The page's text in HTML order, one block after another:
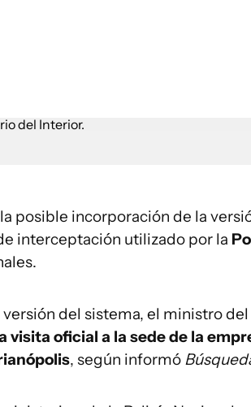
posible incorporación de la
interceptación utilizado por la
del sistema, el ministro
visita oficial a la sede de la
, según informó